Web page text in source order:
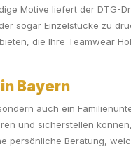
Motive liefert der DTG-
sogar Einzelstücke zu
die Ihre Teamwear
Bayern
auch ein
und sicherstellen
persönliche Beratung,